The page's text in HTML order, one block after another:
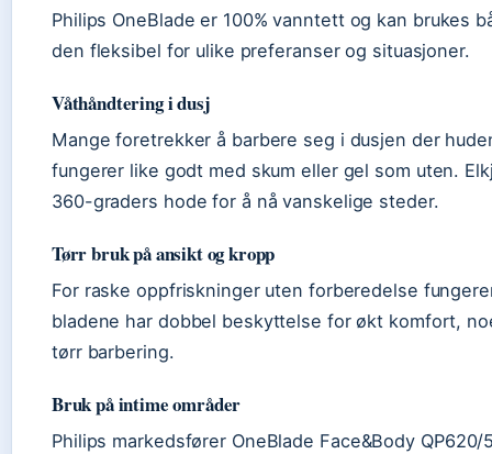
Philips OneBlade er 100% vanntett og kan brukes
den fleksibel for ulike preferanser og situasjoner.
Våthåndtering i dusj
Mange foretrekker å barbere seg i dusjen der
fungerer like godt med skum eller gel som uten.
360-graders hode for å nå vanskelige steder.
Tørr bruk på ansikt og kropp
For raske oppfriskninger uten forberedelse
bladene har dobbel beskyttelse for økt komfort,
tørr barbering.
Bruk på intime områder
Philips markedsfører OneBlade Face&Body